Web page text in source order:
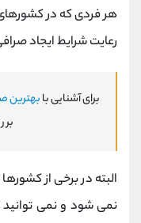
هر فردی که در کشورهای
رعایت شرایط ایجاد
برای آشنایی بابهترین
البته در برخی از
نمی شود و نمی توانید